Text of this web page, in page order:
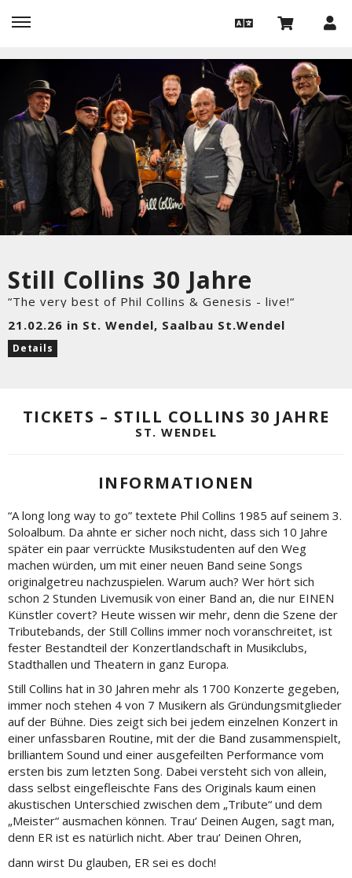
Still Collins 30 Jahre
“The very best of Phil Collins & Genesis - live!“
21.02.26 in St. Wendel, Saalbau St.Wendel
Details
TICKETS – STILL COLLINS 30 JAHRE
ST. WENDEL
INFORMATIONEN
“A long long way to go” textete Phil Collins 1985 auf seinem 3.
Soloalbum. Da ahnte er sicher noch nicht, dass sich 10 Jahre
später ein paar verrückte Musikstudenten auf den Weg
machen würden, um mit einer neuen Band seine Songs
originalgetreu nachzuspielen. Warum auch? Wer hört sich
schon 2 Stunden Livemusik von einer Band an, die nur EINEN
Künstler covert? Heute wissen wir mehr, denn die Szene der
Tributebands, der Still Collins immer noch voranschreitet, ist
fester Bestandteil der Konzertlandschaft in Musikclubs,
Stadthallen und Theatern in ganz Europa.
Still Collins hat in 30 Jahren mehr als 1700 Konzerte gegeben,
immer noch stehen 4 von 7 Musikern als Gründungsmitglieder
auf der Bühne. Dies zeigt sich bei jedem einzelnen Konzert in
einer unfassbaren Routine, mit der die Band zusammenspielt,
brilliantem Sound und einer ausgefeilten Performance vom
ersten bis zum letzten Song. Dabei versteht sich von allein,
dass selbst eingefleischte Fans des Originals kaum einen
akustischen Unterschied zwischen dem „Tribute“ und dem
„Meister“ ausmachen können. Trau‘ Deinen Augen, sagt man,
denn ER ist es natürlich nicht. Aber trau‘ Deinen Ohren,
dann wirst Du glauben, ER sei es doch!